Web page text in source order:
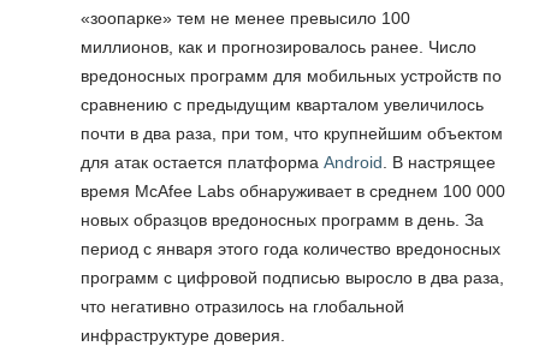
«зоопарке» тем не менее превысило 100
миллионов, как и прогнозировалось ранее. Число
вредоносных программ для мобильных устройств по
сравнению с предыдущим кварталом увеличилось
почти в два раза, при том, что крупнейшим объектом
для атак остается платформа Android . В настрящее
время McAfee Labs обнаруживает в среднем 100 000
новых образцов вредоносных программ в день. За
период с января этого года количество вредоносных
программ с цифровой подписью выросло в два раза,
что негативно отразилось на глобальной
инфраструктуре доверия.